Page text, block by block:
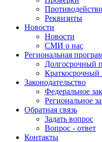
Реквизиты
Новости
Новости
СМИ о нас
Региональная
Долгосрочный
Краткосрочный
Законодательство
Федеральное
Региональное
Обратная связь
Задать вопрос
Вопрос - ответ
Контакты